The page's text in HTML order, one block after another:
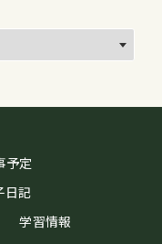
予定
日記
学習情報